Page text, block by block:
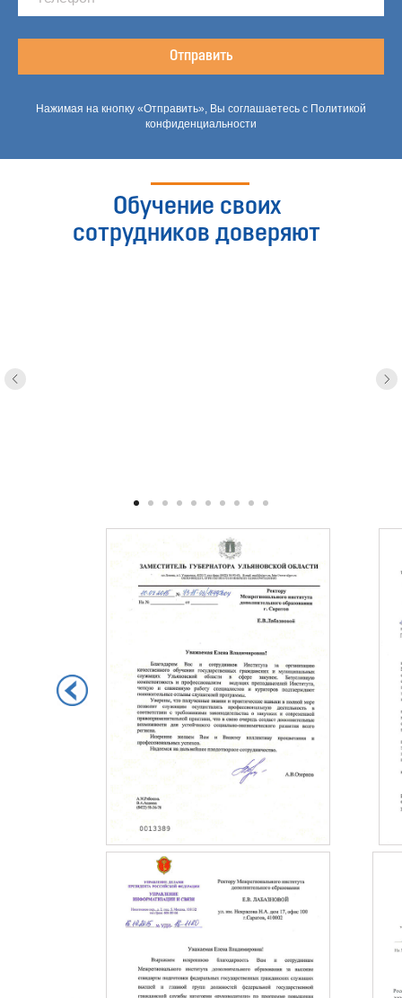
Отправить
Нажимая на кнопку «Отправить», Вы соглашаетесь с Политикой
конфиденциальности
Обучение своих
сотрудников доверяют